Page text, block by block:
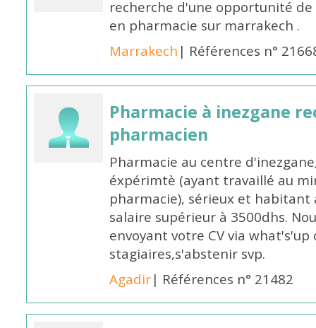
recherche d'une opportunité
en pharmacie sur marrakech .
Marrakech | Références n°
Pharmacie à inezgane
pharmacien
Pharmacie au centre
éxpérimtè (ayant travaillé au
pharmacie), sérieux et habitant
salaire supérieur à 3500dhs.
envoyant votre CV via
stagiaires,s'abstenir svp.
Agadir| Références n° 21482